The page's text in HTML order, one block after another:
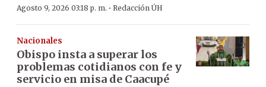
Agosto 9, 2026 03:18 p. m. · Redacción ÚH
Nacionales
Obispo insta a superar los
problemas cotidianos con fe y
servicio en misa de Caacupé